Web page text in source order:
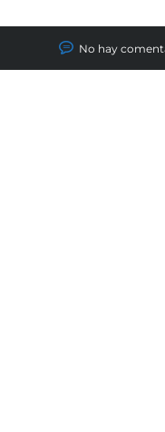
No hay